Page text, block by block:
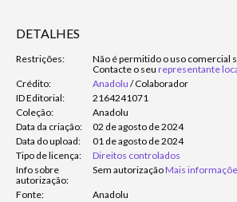
DETALHES
Restrições:
Não é permitido o uso comercial
Contacte o seu representante
Crédito:
Anadolu /Colaborador
ID Editorial:
2164241071
Coleção:
Anadolu
Data da criação:
02 de agosto de 2024
Data do upload:
01 de agosto de 2024
Tipo de licença:
Direitos controlados
Info sobre
autorização:
Sem autorizaçãoMais
Fonte:
Anadolu